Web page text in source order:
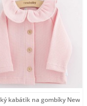
blue
kabátik na gombíky New